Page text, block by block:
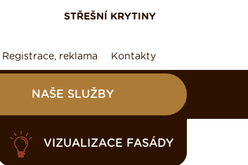
STŘEŠNÍ KRYTINY
Registrace, reklama Kontakty
NAŠE SLUŽBY
VIZUALIZACE FASÁDY